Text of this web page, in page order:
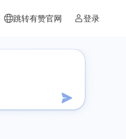
跳转有赞官网 登录